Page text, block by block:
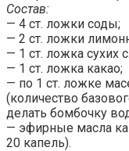
Состав:
— 4 ст. ложки соды;
— 2 ст. ложки
— 1 ст. ложка сухих
— 1 ст. ложка какао;
— по 1 ст. ложке
(количество
делать бомбочку
— эфирные масла
20 капель).